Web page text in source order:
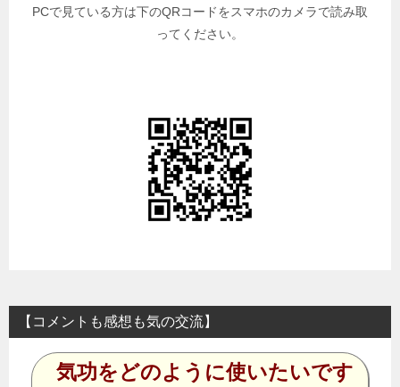
PCで見ている方は下のQRコードをスマホのカメラで読み取
ってください。
【コメントも感想も気の交流】
気功をどのように使いたいです